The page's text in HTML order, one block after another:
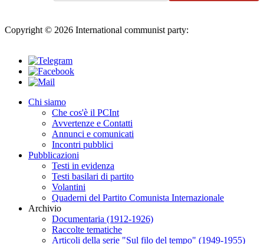
Copyright © 2026 International communist party:
Chi siamo
Che cos'è il PCInt
Avvertenze e Contatti
Annunci e comunicati
Incontri pubblici
Pubblicazioni
Testi in evidenza
Testi basilari di partito
Volantini
Quaderni del Partito Comunista Internazionale
Archivio
Documentaria (1912-1926)
Raccolte tematiche
Articoli della serie "Sul filo del tempo" (1949-1955)